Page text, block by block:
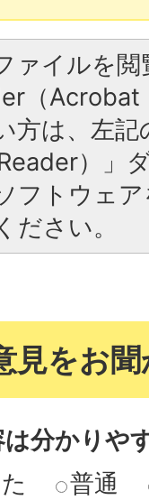
ァイルを
（Acrobat
方は、左
）」
フトウェ
ださい。
見をお
分かりや
普通